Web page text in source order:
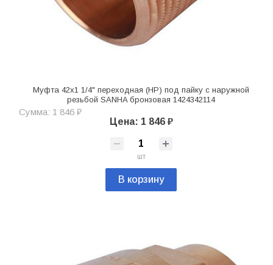
Муфта 42х1 1/4" переходная (НР) под пайку с наружной
резьбой SANHA бронзовая 1424342114
Сумма: 1 846 ₽
Цена: 1 846 ₽
шт
В корзину